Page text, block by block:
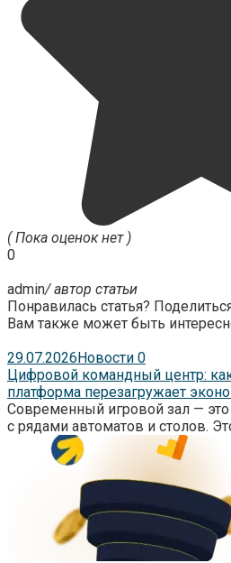
( Пока оценок нет )
0
admin/ автор статьи
Понравилась статья?
Вам также может быть
29.07.2026Новости 0
Цифровой командный центр:
платформа перезагружает
Современный игровой зал — это
с рядами автоматов и столов.